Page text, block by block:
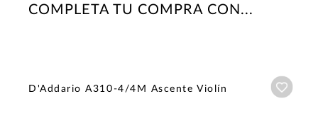
COMPLETA TU COMPRA CON...
D'Addario A310-4/4M Ascente Violín